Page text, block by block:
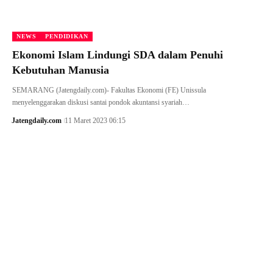
NEWS PENDIDIKAN
Ekonomi Islam Lindungi SDA dalam Penuhi
Kebutuhan Manusia
SEMARANG (Jatengdaily.com)- Fakultas Ekonomi (FE) Unissula
menyelenggarakan diskusi santai pondok akuntansi syariah…
Jatengdaily.com 11 Maret 2023 06:15